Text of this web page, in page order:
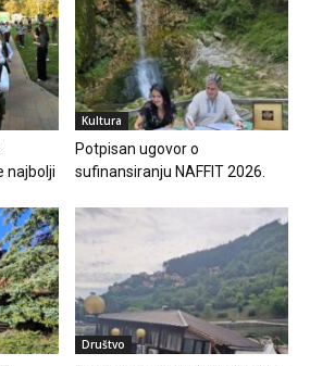
najbolji
Kultura
Potpisan ugovor o
sufinansiranju NAFFIT 2026.
Društvo